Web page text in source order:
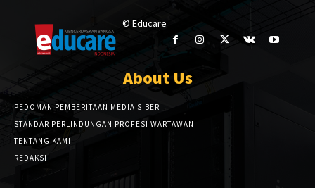
© Educare
About Us
PEDOMAN PEMBERITAAN MEDIA SIBER
STANDAR PERLINDUNGAN PROFESI WARTAWAN
TENTANG KAMI
REDAKSI